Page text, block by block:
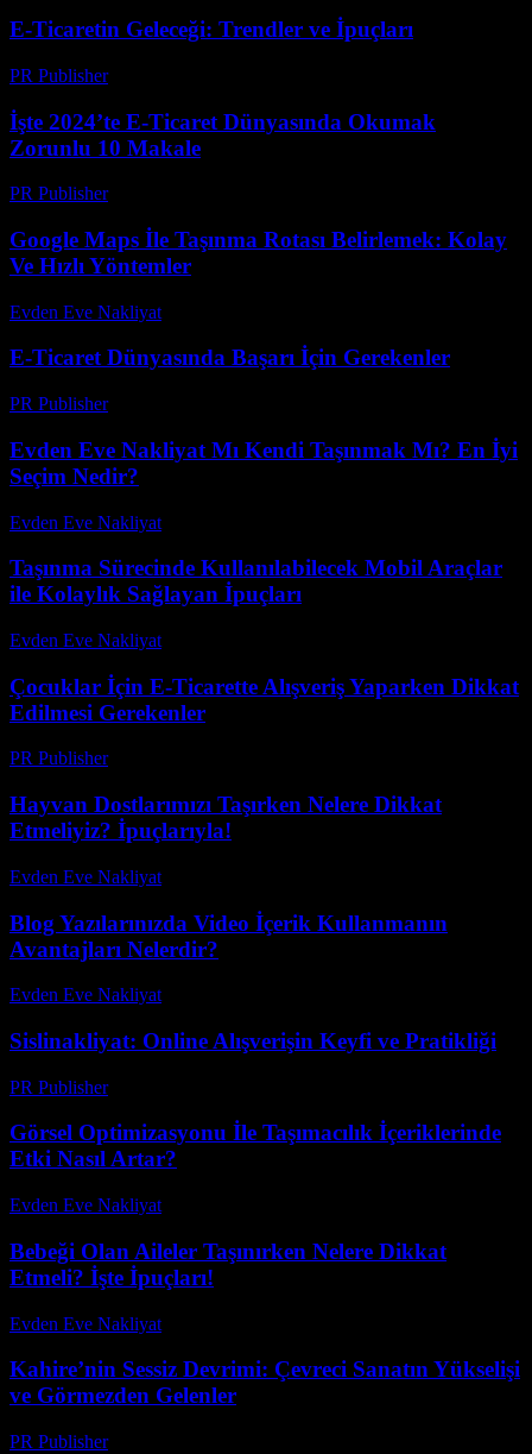
E-Ticaretin Geleceği: Trendler ve İpuçları
PR Publisher-
İşte 2024’te E-Ticaret Dünyasında Okumak
Zorunlu 10 Makale
PR Publisher-
Google Maps İle Taşınma Rotası Belirlemek: Kolay
Ve Hızlı Yöntemler
Evden Eve Nakliyat
E-Ticaret Dünyasında Başarı İçin Gerekenler
PR Publisher-
Evden Eve Nakliyat Mı Kendi Taşınmak Mı? En İyi
Seçim Nedir?
Evden Eve Nakliyat
Taşınma Sürecinde Kullanılabilecek Mobil Araçlar
ile Kolaylık Sağlayan İpuçları
Evden Eve Nakliyat
Çocuklar İçin E-Ticarette Alışveriş Yaparken Dikkat
Edilmesi Gerekenler
PR Publisher-
Hayvan Dostlarımızı Taşırken Nelere Dikkat
Etmeliyiz? İpuçlarıyla!
Evden Eve Nakliyat
Blog Yazılarınızda Video İçerik Kullanmanın
Avantajları Nelerdir?
Evden Eve Nakliyat
Sislinakliyat: Online Alışverişin Keyfi ve Pratikliği
PR Publisher-
Görsel Optimizasyonu İle Taşımacılık İçeriklerinde
Etki Nasıl Artar?
Evden Eve Nakliyat
Bebeği Olan Aileler Taşınırken Nelere Dikkat
Etmeli? İşte İpuçları!
Evden Eve Nakliyat
Kahire’nin Sessiz Devrimi: Çevreci Sanatın Yükselişi
ve Görmezden Gelenler
PR Publisher-